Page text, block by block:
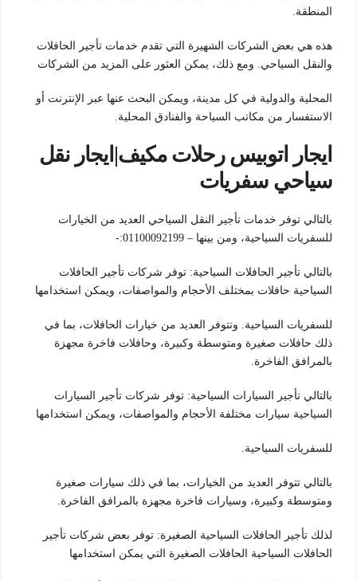
المنطقة.
هذه هي بعض الشركات الشهيرة التي تقدم خدمات تأجير الحافلات
والنقل السياحي. ومع ذلك، يمكن العثور على المزيد من الشركات
المحلية والدولية في كل مدينة، ويمكن البحث عنها عبر الإنترنت أو
الاستفسار من مكاتب السياحة والفنادق المحلية.
ايجار اتوبيس رحلات مكيف|ايجار نقل
سياحي سفريات
بالتالي توفر خدمات تأجير النقل السياحي العديد من الخيارات
للسفريات السياحية، ومن بينها – 01100092199:-
بالتالي تأجير الحافلات السياحية: توفر شركات تأجير الحافلات
السياحية حافلات بمختلف الأحجام والمواصفات، ويمكن استخدامها
للسفريات السياحية. وتتوفر العديد من خيارات الحافلات، بما في
ذلك حافلات صغيرة ومتوسطة وكبيرة، وحافلات فاخرة مجهزة
بالمرافق الفاخرة.
بالتالي تأجير السيارات السياحية: توفر شركات تأجير السيارات
السياحية سيارات مختلفة الأحجام والمواصفات، ويمكن استخدامها
للسفريات السياحية.
بالتالي تتوفر العديد من الخيارات، بما في ذلك سيارات صغيرة
ومتوسطة وكبيرة، وسيارات فاخرة مجهزة بالمرافق الفاخرة.
لذلك تأجير الحافلات السياحية الصغيرة: توفر بعض شركات تأجير
الحافلات السياحية الحافلات الصغيرة التي يمكن استخدامها